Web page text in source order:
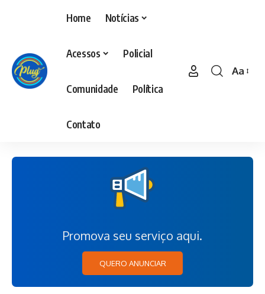
Home Notícias
Acessos Policial
Comunidade Política
Contato
Aa
Promova seu serviço aqui.
QUERO ANUNCIAR